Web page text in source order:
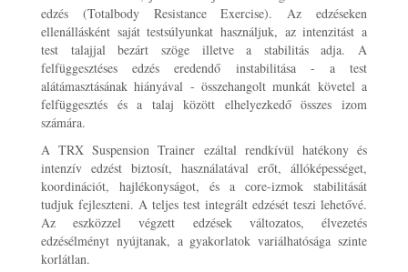
edzés (Totalbody Resistance Exercise). Az edzéseken
ellenállásként saját testsúlyunkat használjuk, az intenzitást a
test talajjal bezárt szöge illetve a stabilitás adja. A
felfüggesztéses edzés eredendő instabilitása - a test
alátámasztásának hiányával - összehangolt munkát követel a
felfüggesztés és a talaj között elhelyezkedő összes izom
számára.
A TRX Suspension Trainer ezáltal rendkívül hatékony és
intenzív edzést biztosít, használatával erőt, állóképességet,
koordinációt, hajlékonyságot, és a core-izmok stabilitását
tudjuk fejleszteni. A teljes test integrált edzését teszi lehetővé.
Az eszközzel végzett edzések változatos, élvezetés
edzésélményt nyújtanak, a gyakorlatok variálhatósága szinte
korlátlan.